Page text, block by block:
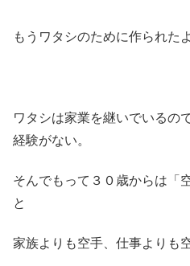
もうワタシのために作られた
ワタシは家業を継いでいるの
経験がない。
そんでもって３０歳からは「
と
家族よりも空手、仕事よりも